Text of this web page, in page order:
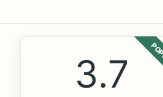
3.7